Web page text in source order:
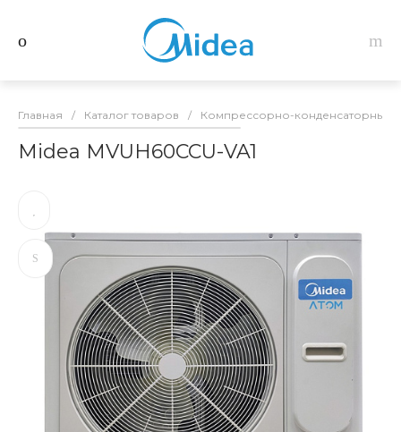
Главная / Каталог товаров / Компрессорно-конденсаторные
Midea MVUH60CCU-VA1